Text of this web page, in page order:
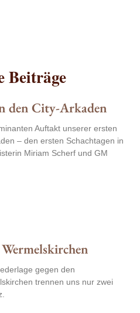
Beiträge
den City-Arkaden
Auftakt unserer ersten
– den ersten Schachtagen in
Miriam Scherf und GM
gegen den
trennen uns nur zwei